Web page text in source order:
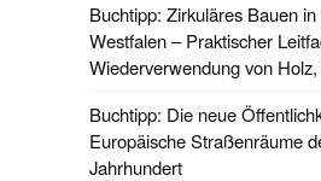
Buchtipp: Zirkuläres Bauen
Westfalen – Praktischer
Wiederverwendung von
Buchtipp: Die neue
Europäische Straßenräume
Jahrhundert